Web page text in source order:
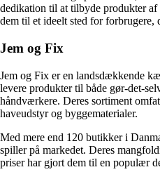
dedikation til at tilbyde produkter
dem til et ideelt sted for forbrugere,
Jem og Fix
Jem og Fix er en landsdækkende
levere produkter til både gør-det-
håndværkere. Deres sortiment
haveudstyr og byggematerialer.
Med mere end 120 butikker i
spiller på markedet. Deres
priser har gjort dem til en populær